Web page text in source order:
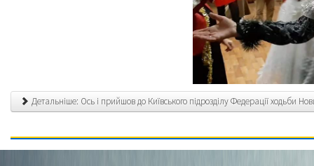
Детальніше: Ось і прийшов до Київського підрозділу Федерації ходьби